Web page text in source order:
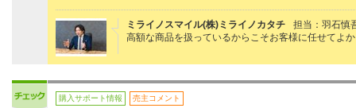
ミライノスマイル(株)ミライノカタチ
担当：羽石慎
高額な商品を扱っているからこそお客様に任せてよ
購入サポート情報 売主コメント